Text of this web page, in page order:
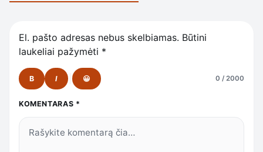
El. pašto adresas nebus skelbiamas. Būtini
laukeliai pažymėti *
B I 😀 0 / 2000
KOMENTARAS *